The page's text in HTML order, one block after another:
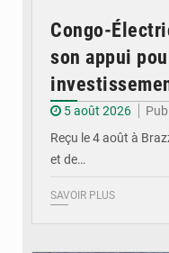
Congo-
son appui
5 août 2026
Reçu le 4 août à
et de…
SAVOIR PLUS